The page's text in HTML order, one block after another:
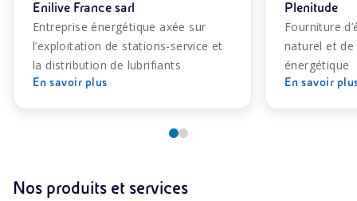
Enilive France sarl
Entreprise énergétique axée sur
l’exploitation de stations-service et
la distribution de lubrifiants
En savoir plus
Plenitude
Fourniture
naturel et de
énergétique
En savoir
Nos produits et services